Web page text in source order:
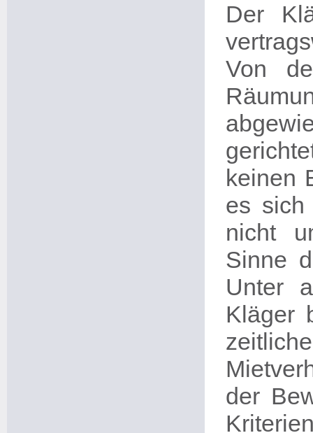
Der
Von
keinen
es sich
nicht
Sinne
Unter
Kläger
der